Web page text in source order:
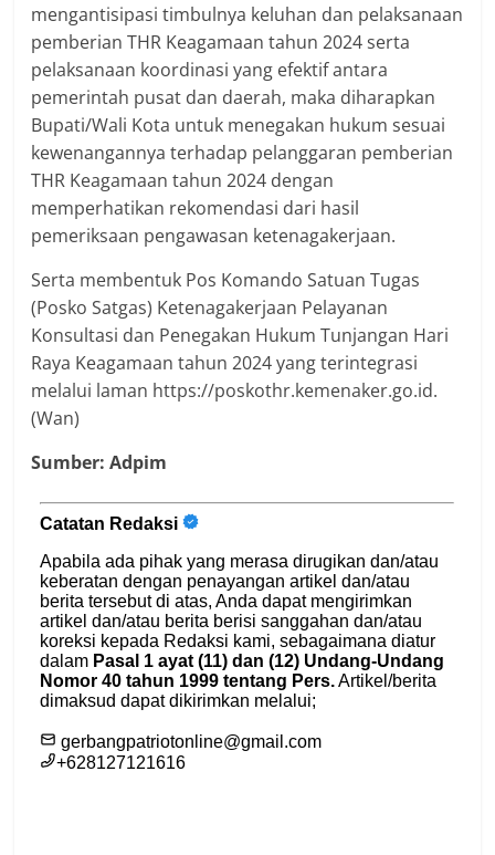
mengantisipasi timbulnya keluhan dan pelaksanaan
pemberian THR Keagamaan tahun 2024 serta
pelaksanaan koordinasi yang efektif antara
pemerintah pusat dan daerah, maka diharapkan
Bupati/Wali Kota untuk menegakan hukum sesuai
kewenangannya terhadap pelanggaran pemberian
THR Keagamaan tahun 2024 dengan
memperhatikan rekomendasi dari hasil
pemeriksaan pengawasan ketenagakerjaan.
Serta membentuk Pos Komando Satuan Tugas
(Posko Satgas) Ketenagakerjaan Pelayanan
Konsultasi dan Penegakan Hukum Tunjangan Hari
Raya Keagamaan tahun 2024 yang terintegrasi
melalui laman https://poskothr.kemenaker.go.id.
(Wan)
Sumber: Adpim